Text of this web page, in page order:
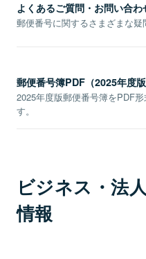
よくあるご質問・お問い合わ
郵便番号に関するさまざまな疑
郵便番号簿PDF（2025年度版
2025年度版郵便番号簿をPDF
す。
ビジネス・法
情報